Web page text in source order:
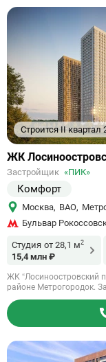
Строится II квартал
Ссылка
объект
ЖК
Застройщик «ПИК»
Комфорт
Москва, ВАО,
Бульвар
Студия от 28,1 м2
15,4 млн ₽
ЖК “Лосиноостровский
районе Метрогородок.